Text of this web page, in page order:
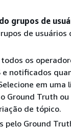
grupos de
de usuários
todos os
e notificados
em uma
Ground Truth ou
de tópico.
pelo Ground